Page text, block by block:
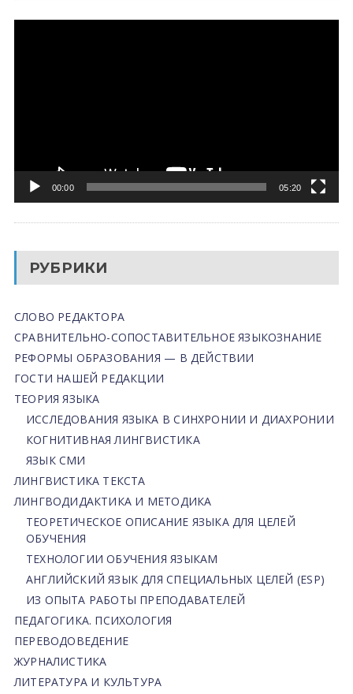
00:00 05:20
РУБРИКИ
СЛОВО РЕДАКТОРА
СРАВНИТЕЛЬНО-СОПОСТАВИТЕЛЬНОЕ ЯЗЫКОЗНАНИЕ
РЕФОРМЫ ОБРАЗОВАНИЯ — В ДЕЙСТВИИ
ГОСТИ НАШЕЙ РЕДАКЦИИ
ТЕОРИЯ ЯЗЫКА
ИССЛЕДОВАНИЯ ЯЗЫКА В СИНХРОНИИ И ДИАХРОНИИ
КОГНИТИВНАЯ ЛИНГВИСТИКА
ЯЗЫК СМИ
ЛИНГВИСТИКА ТЕКСТА
ЛИНГВОДИДАКТИКА И МЕТОДИКА
ТЕОРЕТИЧЕСКОЕ ОПИСАНИЕ ЯЗЫКА ДЛЯ ЦЕЛЕЙ
ОБУЧЕНИЯ
ТЕХНОЛОГИИ ОБУЧЕНИЯ ЯЗЫКАМ
АНГЛИЙСКИЙ ЯЗЫК ДЛЯ СПЕЦИАЛЬНЫХ ЦЕЛЕЙ (ESP)
ИЗ ОПЫТА РАБОТЫ ПРЕПОДАВАТЕЛЕЙ
ПЕДАГОГИКА. ПСИХОЛОГИЯ
ПЕРЕВОДОВЕДЕНИЕ
ЖУРНАЛИСТИКА
ЛИТЕРАТУРА И КУЛЬТУРА